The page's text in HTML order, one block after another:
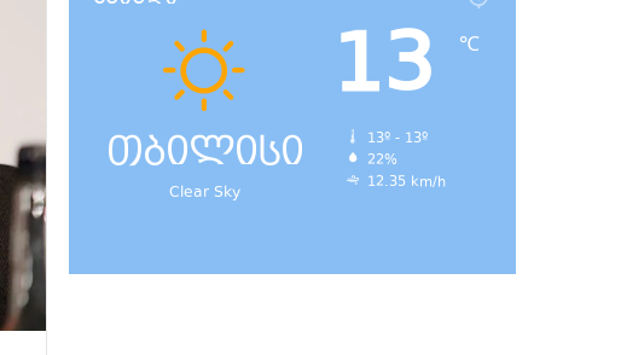
თბილისი
Clear Sky
13 ℃
13º - 13º
22%
12.35 km/h